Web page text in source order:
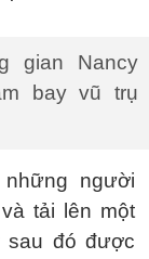
gian Nancy
bay vũ trụ
người
tải lên một
sau đó được